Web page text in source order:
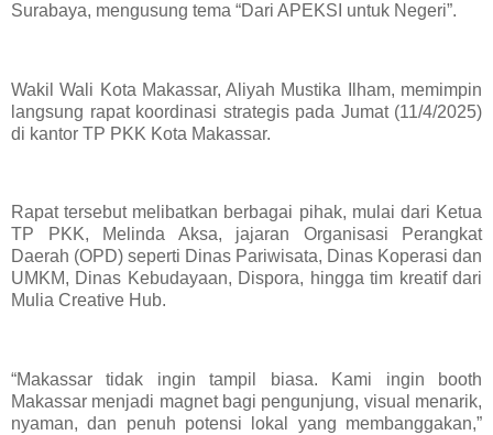
Surabaya, mengusung tema “Dari APEKSI untuk Negeri”.
Wakil Wali Kota Makassar, Aliyah Mustika Ilham, memimpin
langsung rapat koordinasi strategis pada Jumat (11/4/2025)
di kantor TP PKK Kota Makassar.
Rapat tersebut melibatkan berbagai pihak, mulai dari Ketua
TP PKK, Melinda Aksa, jajaran Organisasi Perangkat
Daerah (OPD) seperti Dinas Pariwisata, Dinas Koperasi dan
UMKM, Dinas Kebudayaan, Dispora, hingga tim kreatif dari
Mulia Creative Hub.
“Makassar tidak ingin tampil biasa. Kami ingin booth
Makassar menjadi magnet bagi pengunjung, visual menarik,
nyaman, dan penuh potensi lokal yang membanggakan,”